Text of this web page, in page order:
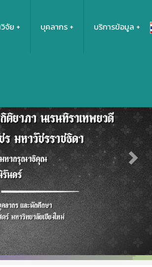
จัย บุคลากร บริการข้อมูล